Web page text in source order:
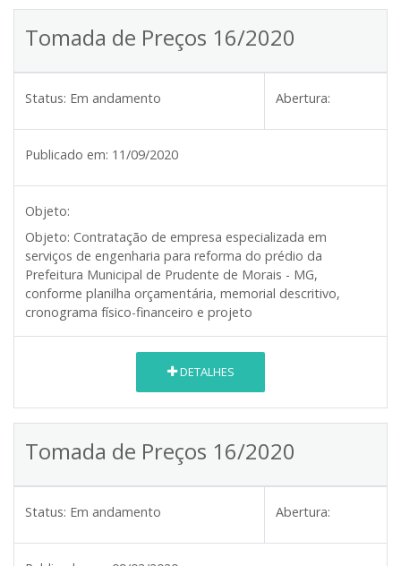
Tomada de Preços 16/2020
Status: Em andamento Abertura:
Publicado em: 11/09/2020
Objeto:
Objeto: Contratação de empresa especializada em
serviços de engenharia para reforma do prédio da
Prefeitura Municipal de Prudente de Morais - MG,
conforme planilha orçamentária, memorial descritivo,
cronograma físico-financeiro e projeto
DETALHES
Tomada de Preços 16/2020
Status: Em andamento Abertura: